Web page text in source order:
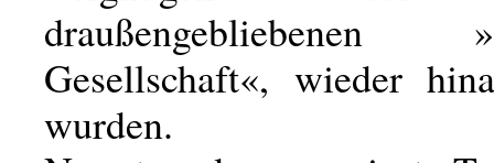
draußengebliebenen
Gesellschaft«, wieder
wurden.